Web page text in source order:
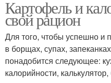
Картофель и
свой рацион
Для того, чтобы успешно и
в борщах, супах,
понадобится следующее:
калорийности,